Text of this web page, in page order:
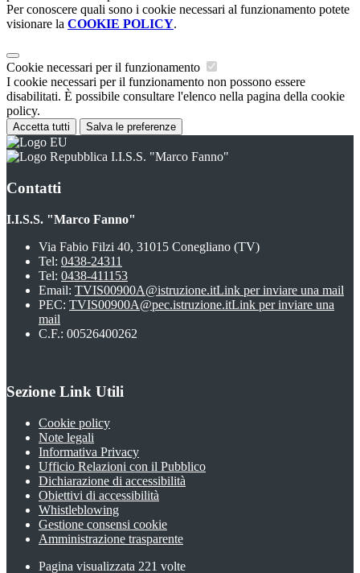
Per conoscere quali sono i cookie necessari al funzionamento potete
visionare la COOKIE POLICY.
Cookie necessari per il funzionamento
I cookie necessari per il funzionamento non possono essere
disabilitati. È possibile consultare l'elenco nella pagina della cookie
policy.
Accetta tutti Salva le preferenze
I.I.S.S. "Marco Fanno"
Contatti
I.I.S.S. "Marco Fanno"
Via Fabio Filzi 40, 31015 Conegliano (TV)
Tel: 0438-24311
Tel: 0438-411153
Email: TVIS00900A@istruzione.itLink per inviare una mail
PEC: TVIS00900A@pec.istruzione.itLink per inviare una
mail
C.F.: 00526400262
Sezione Link Utili
Cookie policy
Note legali
Informativa Privacy
Ufficio Relazioni con il Pubblico
Dichiarazione di accessibilità
Obiettivi di accessibilità
Whistleblowing
Gestione consensi cookie
Amministrazione trasparente
Pagina visualizzata 221 volte